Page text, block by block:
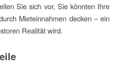
Sie sich vor, Sie könnten Ihre
Mieteinnahmen decken – ein
Realität wird.